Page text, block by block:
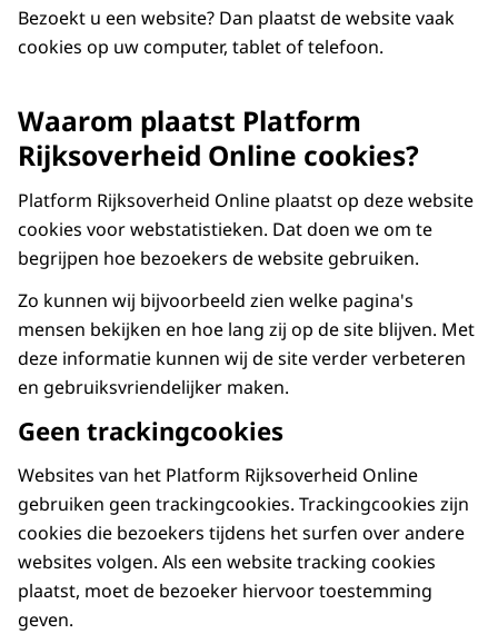
Bezoekt u een website? Dan plaatst de website vaak
cookies op uw computer, tablet of telefoon.
Waarom plaatst Platform
Rijksoverheid Online cookies?
Platform Rijksoverheid Online plaatst op deze website
cookies voor webstatistieken. Dat doen we om te
begrijpen hoe bezoekers de website gebruiken.
Zo kunnen wij bijvoorbeeld zien welke pagina's
mensen bekijken en hoe lang zij op de site blijven. Met
deze informatie kunnen wij de site verder verbeteren
en gebruiksvriendelijker maken.
Geen trackingcookies
Websites van het Platform Rijksoverheid Online
gebruiken geen trackingcookies. Trackingcookies zijn
cookies die bezoekers tijdens het surfen over andere
websites volgen. Als een website tracking cookies
plaatst, moet de bezoeker hiervoor toestemming
geven.